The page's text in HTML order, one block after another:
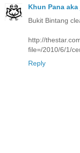
Khun Pana
Bukit Bintang
http://
file=/2010/6/1/
Reply